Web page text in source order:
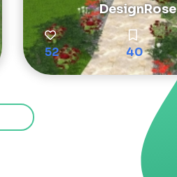
DesignRose
52 40